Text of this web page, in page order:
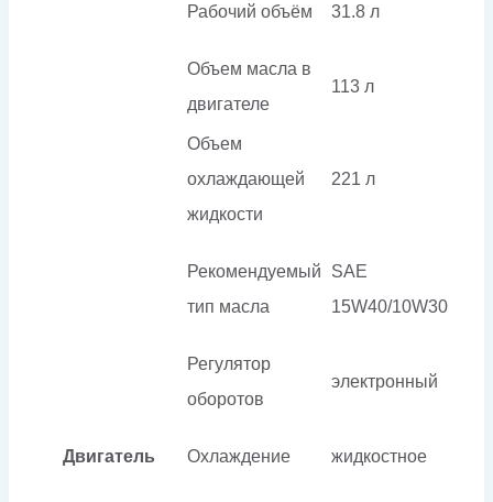
Двигатель
Рабочий объём 31.8 л
Объем масла в
двигателе
113 л
Объем
охлаждающей
жидкости
221 л
Рекомендуемый
тип масла
SAE
15W40/10W30
Регулятор
оборотов
электронный
Охлаждение жидкостное